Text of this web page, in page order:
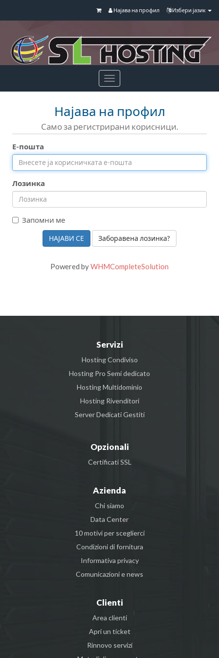
Избери јазик
Најава на профил
Toggle
navigation
Најава на профил
Само за регистрирани корисници.
Е-пошта
Лозинка
Запомни ме
Заборавена лозинка?
Powered byWHMCompleteSolution
Servizi
Hosting Condiviso
Hosting Pro Semi dedicato
Hosting Multidominio
Hosting Rivenditori
Server Dedicati Gestiti
Opzionali
Certificati SSL
Azienda
Chi siamo
Data Center
10 motivi per sceglierci
Condizioni di fornitura
Informativa privacy
Comunicazioni e news
Clienti
Area clienti
Apri un ticket
Rinnovo servizi